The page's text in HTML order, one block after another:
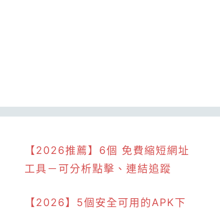
【2026推薦】6個 免費縮短網址
工具－可分析點擊、連結追蹤
【2026】5個安全可用的APK下